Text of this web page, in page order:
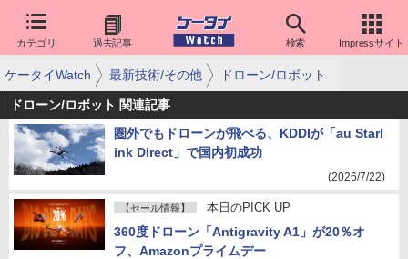
カテゴリ 過去記事 検索 Impressサイト
ケータイWatch 最新技術/その他 ドローン/ロボット
ドローン/ロボット 関連記事
圏外でもドローンが飛べる、KDDIが「au Starl
ink Direct」で国内初成功
(2026/7/22)
【セール情報】 本日のPICK UP
360度ドローン「Antigravity A1」が20％オ
フ、Amazonプライムデー